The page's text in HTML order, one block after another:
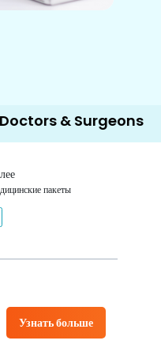
Surgeons 14+
пакеты
Узнать больше